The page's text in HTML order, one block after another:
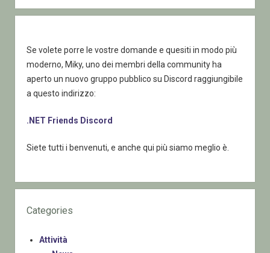
Se volete porre le vostre domande e quesiti in modo più
moderno, Miky, uno dei membri della community ha
aperto un nuovo gruppo pubblico su Discord raggiungibile
a questo indirizzo:
.NET Friends Discord
Siete tutti i benvenuti, e anche qui più siamo meglio è.
Categories
Attività